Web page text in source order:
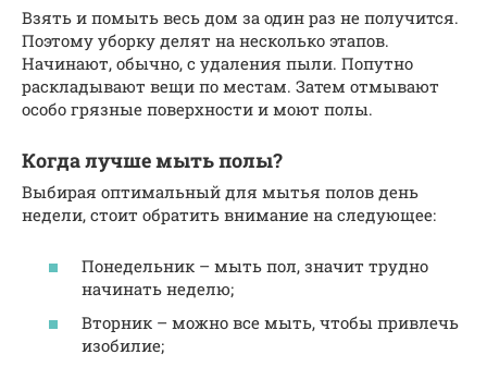
Взять и помыть весь дом за один раз не получится.
Поэтому уборку делят на несколько этапов.
Начинают, обычно, с удаления пыли. Попутно
раскладывают вещи по местам. Затем отмывают
особо грязные поверхности и моют полы.
Когда лучше мыть полы?
Выбирая оптимальный для мытья полов день
недели, стоит обратить внимание на следующее:
Понедельник – мыть пол, значит трудно
начинать неделю;
Вторник – можно все мыть, чтобы привлечь
изобилие;